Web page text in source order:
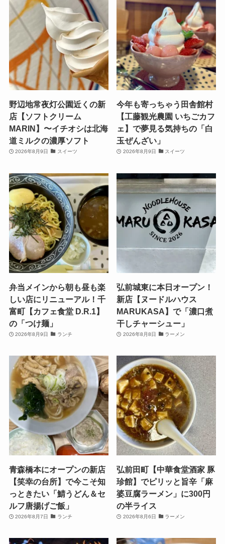
野辺地常夜灯公園近くの新
店【ソフトクリーム
MARIN】〜イチオシは北海
道ミルクの濃厚ソフト
2026年8月9日 スイーツ
今年も寄っちゃう田舎館村
【工藤観光農園 いちごカフ
ェ】で夢見る気持ちの「白
玉ぜんざい」
2026年8月9日 スイーツ
弁当メインから朝も昼も楽
しい店にリニューアル！千
富町【カフェ食堂 D.R.1】
の「つけ麺」
2026年8月9日 ランチ
弘前城東に本日オープン！
新店【ヌードルハウス
MARUKASA】で「濃口煮
干しチャーシュー」
2026年8月8日 ラーメン
青森橋本にオープンの新店
【笑幸の台所】で今こそ知
っときたい「鯖うどん＆セ
ルフ唐揚げご飯」
2026年8月7日 ランチ
弘前田町【中華食堂酒家 豚
珍館】でピリッと旨辛「麻
婆豆腐ラーメン」に300円
の半ライス
2026年8月6日 ラーメン